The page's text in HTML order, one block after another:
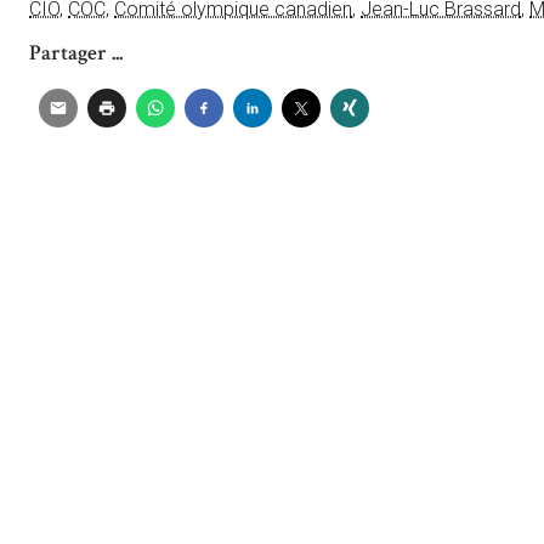
CIO, COC, Comité olympique canadien, Jean-Luc Brassard,
Partager ...